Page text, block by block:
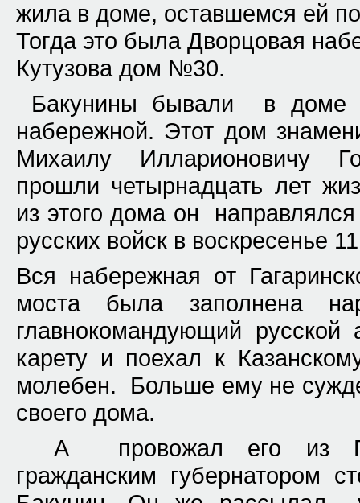
жила в доме, оставшемся ей
Тогда это была Дворцовая
Кутузова дом №30.
Бакунины бывали в доме
набережной. Этот дом
Михаилу Илларионовичу
прошли четырнадцать лет
из этого дома он
русских войск в воскресенье
Вся набережная от
моста была заполнена
главнокомандующий
карету и поехал к
молебен. Больше ему не
своего дома.
А провожал его из
гражданским губернатором